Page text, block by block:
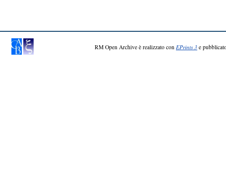
RM Open Archive è realizzato con EPrints 3 e